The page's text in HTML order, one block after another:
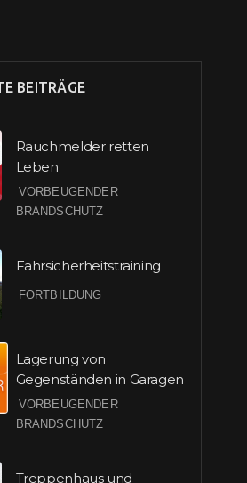
BEITRÄGE
Rauchmelder retten
Leben
VORBEUGENDER
BRANDSCHUTZ
Fahrsicherheitstraining
FORTBILDUNG
Lagerung von
Gegenständen in Garagen
VORBEUGENDER
BRANDSCHUTZ
Treppenhaus und